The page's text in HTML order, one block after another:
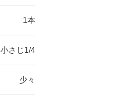
1本
小さじ1/4
少々